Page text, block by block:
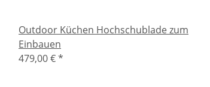
Outdoor Küchen Hochschublade zum
Einbauen
479,00 €*